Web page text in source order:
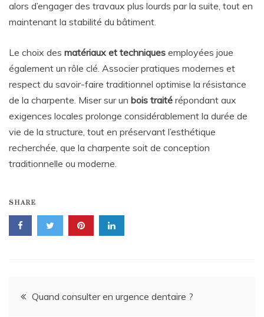
alors d’engager des travaux plus lourds par la suite, tout en
maintenant la stabilité du bâtiment.
Le choix des matériaux et techniques employées joue
également un rôle clé. Associer pratiques modernes et
respect du savoir-faire traditionnel optimise la résistance
de la charpente. Miser sur un bois traité répondant aux
exigences locales prolonge considérablement la durée de
vie de la structure, tout en préservant l’esthétique
recherchée, que la charpente soit de conception
traditionnelle ou moderne.
SHARE
Navigation
Quand consulter en urgence dentaire ?